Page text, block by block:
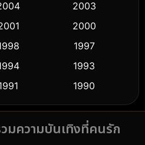
(10)
(58)
2003
2000
1997
1993
1990
1986
1982
มความบันเทิงที่คนรัก